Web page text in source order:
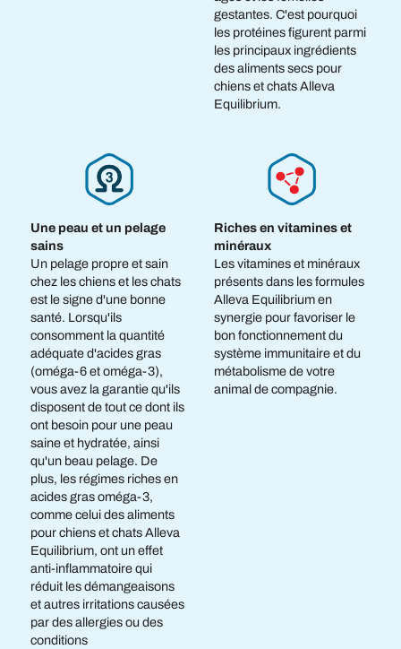
gestantes. C'est pourquoi
les protéines figurent parmi
les principaux ingrédients
des aliments secs pour
chiens et chats Alleva
Equilibrium.
Une peau et un pelage
sains
Un pelage propre et sain
chez les chiens et les chats
est le signe d'une bonne
santé. Lorsqu'ils
consomment la quantité
adéquate d'acides gras
(oméga-6 et oméga-3),
vous avez la garantie qu'ils
disposent de tout ce dont ils
ont besoin pour une peau
saine et hydratée, ainsi
qu'un beau pelage. De
plus, les régimes riches en
acides gras oméga-3,
comme celui des aliments
pour chiens et chats Alleva
Equilibrium, ont un effet
anti-inflammatoire qui
réduit les démangeaisons
et autres irritations causées
par des allergies ou des
conditions
Riches en vitamines et
minéraux
Les vitamines et minéraux
présents dans les formules
Alleva Equilibrium en
synergie pour favoriser le
bon fonctionnement du
système immunitaire et du
métabolisme de votre
animal de compagnie.